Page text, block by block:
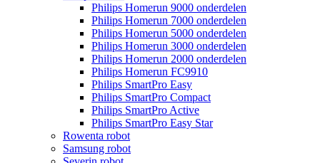
Philips Homerun 9000 onderdelen
Philips Homerun 7000 onderdelen
Philips Homerun 5000 onderdelen
Philips Homerun 3000 onderdelen
Philips Homerun 2000 onderdelen
Philips Homerun FC9910
Philips SmartPro Easy
Philips SmartPro Compact
Philips SmartPro Active
Philips SmartPro Easy Star
Rowenta robot
Samsung robot